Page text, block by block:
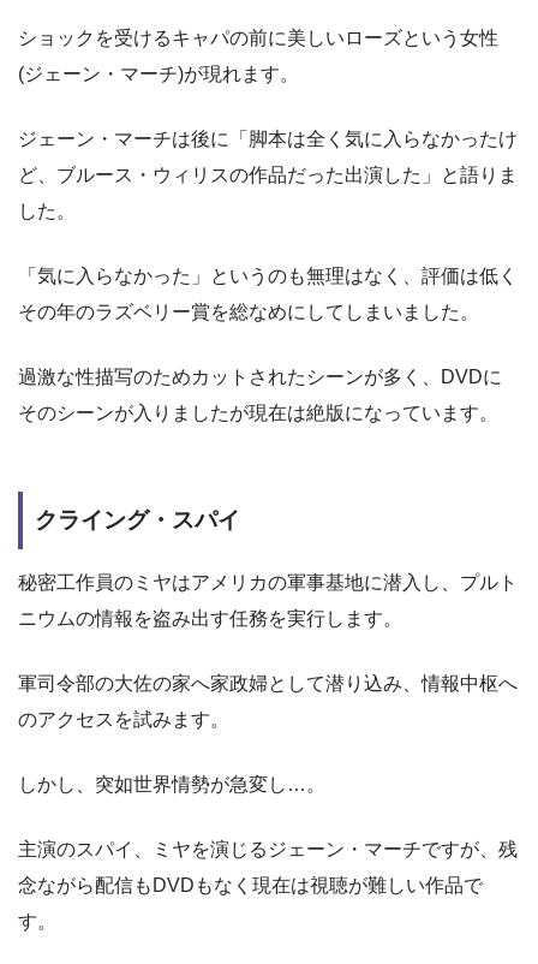
ショックを受けるキャパの前に美しいローズという女性
(ジェーン・マーチ)が現れます。
ジェーン・マーチは後に「脚本は全く気に入らなかったけ
ど、ブルース・ウィリスの作品だった出演した」と語りま
した。
「気に入らなかった」というのも無理はなく、評価は低く
その年のラズベリー賞を総なめにしてしまいました。
過激な性描写のためカットされたシーンが多く、DVDに
そのシーンが入りましたが現在は絶版になっています。
クライング・スパイ
秘密工作員のミヤはアメリカの軍事基地に潜入し、プルト
ニウムの情報を盗み出す任務を実行します。
軍司令部の大佐の家へ家政婦として潜り込み、情報中枢へ
のアクセスを試みます。
しかし、突如世界情勢が急変し…。
主演のスパイ、ミヤを演じるジェーン・マーチですが、残
念ながら配信もDVDもなく現在は視聴が難しい作品で
す。